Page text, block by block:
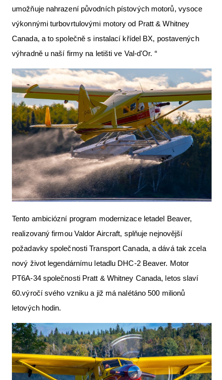
umožňuje nahrazení původních pístových motorů, vysoce
výkonnými turbovrtulovými motory od Pratt & Whitney
Canada, a to společně s instalací křídel BX, postavených
výhradně u naší firmy na letišti ve Val-d'Or. “
Tento ambiciózní program modernizace letadel Beaver,
realizovaný firmou Valdor Aircraft, splňuje nejnovější
požadavky společnosti Transport Canada, a dává tak zcela
nový život legendárnímu letadlu DHC-2 Beaver. Motor
PT6A-34 společnosti Pratt & Whitney Canada, letos slaví
60.výročí svého vzniku a již má nalétáno 500 milionů
letových hodin.